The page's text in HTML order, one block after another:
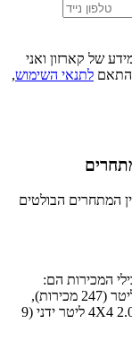
של קארזון ואני
לתנאי השימוש,
הגימור של מיצובישי לנסר 2007 לבין המתחרים הבולטים
לנסר נמכרו בשנת 2007. מובילי המכירות הם:
אקזקיוטיב 1.6 ליטר (5053 מכירות), ספורט 1.6 ליטר (247 מכירות),
פרימיום 1.6 ליטר (175 מכירות), איוולושן אלגנס 4X4 2.0 ליטר ידני (9